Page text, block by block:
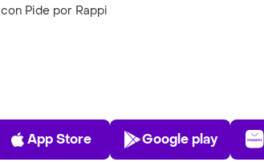
con Pide por Rappi
App Store
App Store
Play Store
Google play